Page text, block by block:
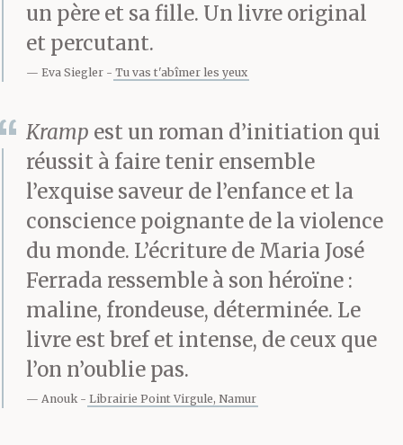
que tout cela n’était
qu’un mensonge du
Unis.
Toujours est-il que la
semaine suivante, D a
fait un pas au nom de sa
propre humanité : il a
vendu une demi-
douzaine de scies et une
un père et sa fille. Un livre original
et percutant.
Eva Siegler Tu vas t'abîmer les yeux
Kramp est un roman d’initiation qui
réussit à faire tenir ensemble
l’exquise saveur de l’enfance et la
conscience poignante de la violence
du monde. L’écriture de Maria José
Ferrada ressemble à son héroïne :
maline, frondeuse, déterminée. Le
livre est bref et intense, de ceux que
l’on n’oublie pas.
Anouk Librairie Point Virgule, Namur